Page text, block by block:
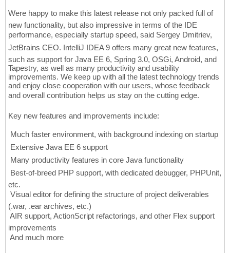
Were happy to make this latest release not only packed full of
new functionality, but also impressive in terms of the IDE
performance, especially startup speed, said Sergey Dmitriev,
JetBrains CEO. IntelliJ IDEA 9 offers many great new features,
such as support for Java EE 6, Spring 3.0, OSGi, Android, and
Tapestry, as well as many productivity and usability
improvements. We keep up with all the latest technology trends
and enjoy close cooperation with our users, whose feedback
and overall contribution helps us stay on the cutting edge.
Key new features and improvements include:
 Much faster environment, with background indexing on startup
 Extensive Java EE 6 support
 Many productivity features in core Java functionality
 Best-of-breed PHP support, with dedicated debugger, PHPUnit,
etc.
 Visual editor for defining the structure of project deliverables
(.war, .ear archives, etc.)
 AIR support, ActionScript refactorings, and other Flex support
improvements
 And much more